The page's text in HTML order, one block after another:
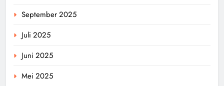
September 2025
Juli 2025
Juni 2025
Mei 2025